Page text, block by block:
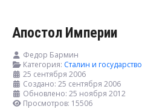
Апостол Империи
Федор Бармин
Категория: Сталин и государство
25 сентября 2006
Создано: 25 сентября 2006
Обновлено: 25 ноября 2012
Просмотров: 15506